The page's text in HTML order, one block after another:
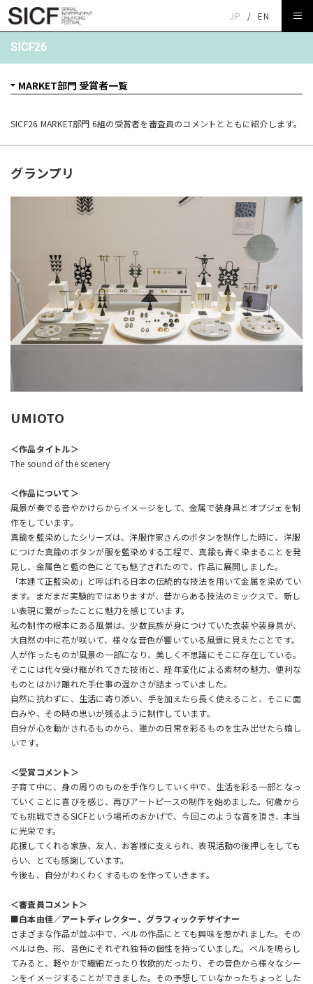
JP / EN
SICF26
SICF26 MARKET部門 6組の受賞者を審査員のコメントとともに紹介します。
グランプリ
UMIOTO
＜作品タイトル＞
The sound of the scenery
＜作品について＞
風景が奏でる音やかけらからイメージをして、金属で装身具とオブジェを制
作をしています。
真鍮を藍染めしたシリーズは、洋服作家さんのボタンを制作した時に、洋服
につけた真鍮のボタンが服を藍染めする工程で、真鍮も青く染まることを発
見し、金属色と藍の色にとても魅了されたので、作品に展開しました。
「本建て正藍染め」と呼ばれる日本の伝統的な技法を用いて金属を染めてい
ます。まだまだ実験的ではありますが、昔からある技法のミックスで、新し
い表現に繋がったことに魅力を感じています。
私の制作の根本にある風景は、少数民族が身につけていた衣装や装身具が、
大自然の中に花が咲いて、様々な音色が響いている風景に見えたことです。
人が作ったものが風景の一部になり、美しく不思議にそこに存在している。
そこには代々受け継がれてきた技術と、経年変化による素材の魅力、便利な
ものとはかけ離れた手仕事の温かさが詰まっていました。
自然に抗わずに、生活に寄り添い、手を加えたら長く使えること、そこに面
白みや、その時の思いが残るように制作しています。
自分が心を動かされるものから、誰かの日常を彩るものを生み出せたら嬉し
いです。
＜受賞コメント＞
子育て中に、身の周りのものを手作りしていく中で、生活を彩る一部となっ
ていくことに喜びを感じ、再びアートピースの制作を始めました。何歳から
でも挑戦できるSICFという場所のおかげで、今回このような賞を頂き、本当
に光栄です。
応援してくれる家族、友人、お客様に支えられ、表現活動の後押しをしても
らい、とても感謝しています。
今後も、自分がわくわくするものを作っていきます。
＜審査員コメント＞
■白本由佳／アートディレクター、グラフィックデザイナー
さまざまな作品が並ぶ中で、ベルの作品にとても興味を惹かれました。その
ベルは色、形、音色にそれぞれ独特の個性を持っていました。ベルを鳴らし
てみると、軽やかで繊細だったり牧歌的だったり、その音色から様々なシー
ンをイメージすることができました。その予想していなかったちょっとした